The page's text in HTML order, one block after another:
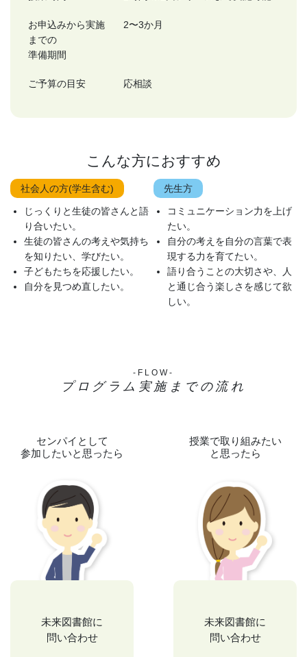
お申込みから実施
までの
準備期間
2〜3か月
ご予算の目安 応相談
こんな方におすすめ
社会人の方(学生含む)
じっくりと生徒の皆さんと語
り合いたい。
生徒の皆さんの考えや気持ち
を知りたい、学びたい。
子どもたちを応援したい。
自分を見つめ直したい。
先生方
コミュニケーション力を上げ
たい。
自分の考えを自分の言葉で表
現する力を育てたい。
語り合うことの大切さや、人
と通じ合う楽しさを感じて欲
しい。
-FLOW-
プログラム実施までの流れ
センパイとして
参加したいと思ったら
未来図書館に
問い合わせ
授業で取り組みたい
と思ったら
未来図書館に
問い合わせ